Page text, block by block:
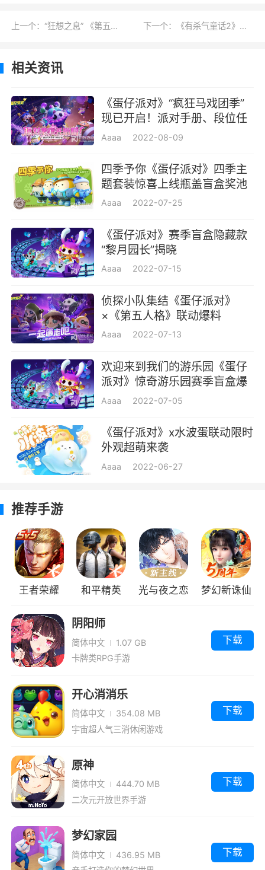
上一个：“狂想之息” 《第五人格》全新趣味玩法上线 下一个：《有杀气童话2》推出“组队充值领现金”活动
相关资讯
《蛋仔派对》“疯狂马戏团季”
现已开启！派对手册、段位任
务、赛季活动强势焕新
Aaaa 2022-08-09
四季予你《蛋仔派对》四季主
题套装惊喜上线瓶盖盲盒奖池
Aaaa 2022-07-25
《蛋仔派对》赛季盲盒隐藏款
“黎月园长”揭晓
Aaaa 2022-07-15
侦探小队集结《蛋仔派对》
×《第五人格》联动爆料
Aaaa 2022-07-13
欢迎来到我们的游乐园《蛋仔
派对》惊奇游乐园赛季盲盒爆
料
Aaaa 2022-07-05
《蛋仔派对》x水波蛋联动限时
外观超萌来袭
Aaaa 2022-06-27
推荐手游
王者荣耀 和平精英 光与夜之恋 梦幻新诛仙
阴阳师
简体中文
1.07 GB
卡牌类RPG手游
下载
开心消消乐
简体中文
354.08 MB
宇宙超人气三消休闲游戏
下载
原神
简体中文
444.70 MB
二次元开放世界手游
下载
梦幻家园
简体中文
436.95 MB
下载